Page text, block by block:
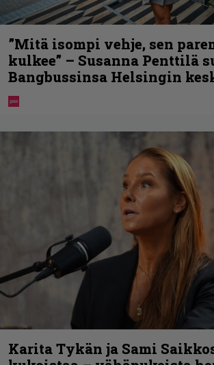
”Mitä isompi vehje, sen
kulkee” – Susanna Penttilä
Bangbussinsa Helsingin
Karita Tykän ja Sami